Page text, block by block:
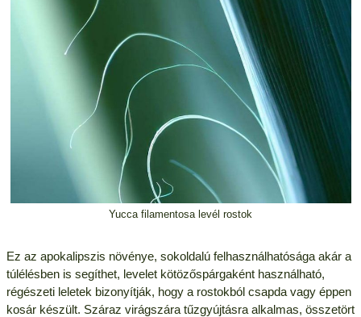
Yucca filamentosa levél rostok
Ez az apokalipszis növénye, sokoldalú felhasználhatósága akár a
túlélésben is segíthet, levelet kötözőspárgaként használható,
régészeti leletek bizonyítják, hogy a rostokból csapda vagy éppen
kosár készült. Száraz virágszára tűzgyújtásra alkalmas, összetört